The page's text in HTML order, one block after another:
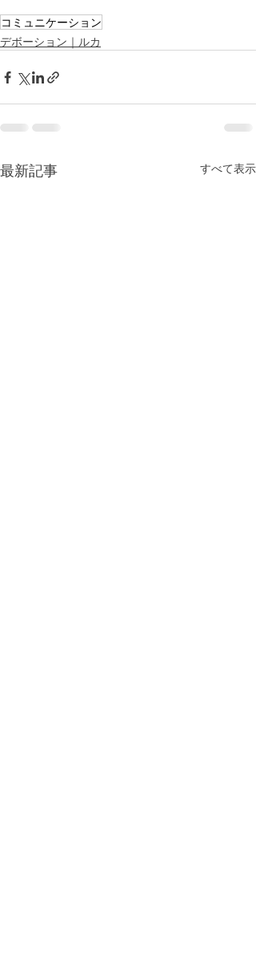
コミュニケーション
デボーション｜ルカ
最新記事 すべて表示